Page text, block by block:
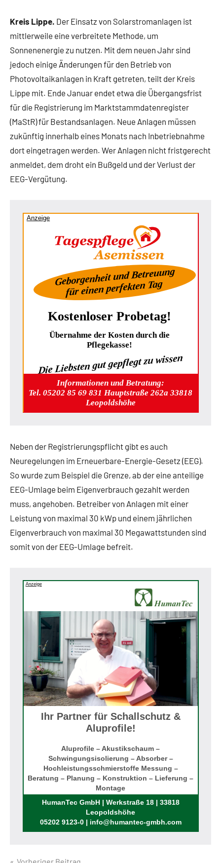
Kreis Lippe. Der Einsatz von Solarstromanlagen ist
mittlerweile eine verbreitete Methode, um
Sonnenenergie zu nutzen. Mit dem neuen Jahr sind
jedoch einige Änderungen für den Betrieb von
Photovoltaikanlagen in Kraft getreten, teilt der Kreis
Lippe mit. Ende Januar endet etwa die Übergangsfrist
für die Registrierung im Marktstammdatenregister
(MaStR) für Bestandsanlagen. Neue Anlagen müssen
zukünftig innerhalb eines Monats nach Inbetriebnahme
dort eingetragen werden. Wer Anlagen nicht fristgerecht
anmeldet, dem droht ein Bußgeld und der Verlust der
EEG-Vergütung.
Anzeige
Geborgenheit und Betreuung
für einen perfekten Tag
Kostenloser Probetag!
Übernahme der Kosten durch die
Pflegekasse!
Die Liebsten gut gepflegt zu wissen
Informationen und Betratung:
Tel. 05202 85 69 831 Hauptstraße 262a 33818
Leopoldshöhe
Neben der Registrierungspflicht gibt es auch
Neuregelungen im Erneuerbare-Energie-Gesetz (EEG).
So wurde zum Beispiel die Grenze, ab der eine anteilige
EEG-Umlage beim Eigenverbrauch gezahlt werden
muss, angehoben. Betreiber von Anlagen mit einer
Leistung von maximal 30 kWp und einem jährlichen
Eigenverbrauch von maximal 30 Megawattstunden sind
somit von der EEG-Umlage befreit.
Anzeige
Ihr Partner für Schallschutz &
Aluprofile!
Aluprofile – Akustikschaum –
Schwingungsisolierung – Absorber –
Hochleistungsschmierstoffe Messung –
Beratung – Planung – Konstruktion – Lieferung –
Montage
Rufen Sie uns an!
HumanTec GmbH | Werkstraße 18 | 33818
Leopoldshöhe
05202 9123-0 | info@humantec-gmbh.com
Vorheriger Beitrag